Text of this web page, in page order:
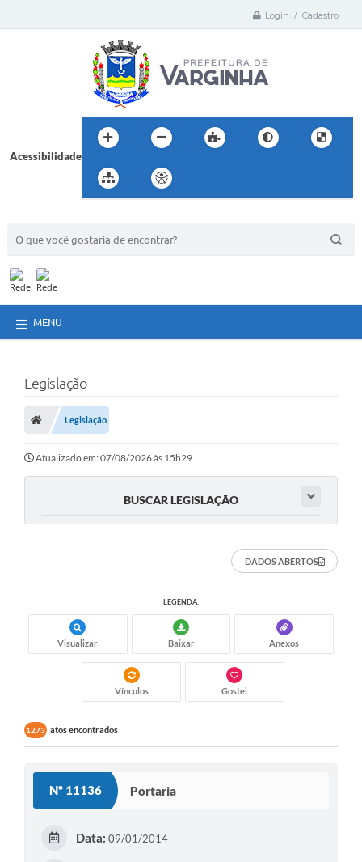
Login / Cadastro
Acessibilidade
MENU
Legislação
Legislação
Atualizado em: 07/08/2026 às 15h29
BUSCAR LEGISLAÇÃO
DADOS ABERTOS
LEGENDA:
Visualizar Baixar Anexos
Vínculos Gostei
1273 atos encontrados
Nº 11136 Portaria
Data: 09/01/2014